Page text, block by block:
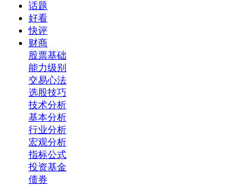
话题
好看
快评
财商
股票基础
能力级别
交易心法
选股技巧
技术分析
基本分析
行业分析
宏观分析
指标公式
投资基金
债券